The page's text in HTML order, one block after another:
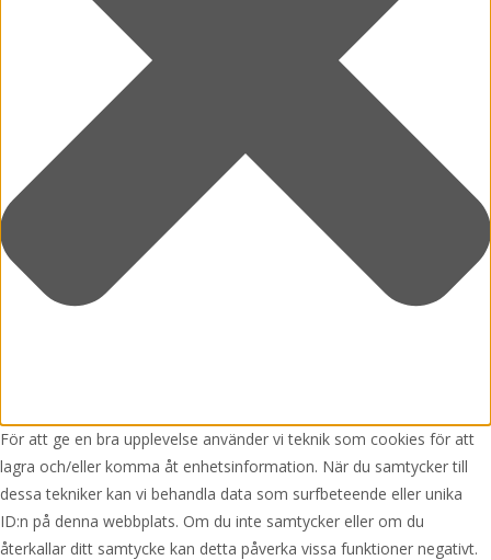
För att ge en bra upplevelse använder vi teknik som cookies för att
lagra och/eller komma åt enhetsinformation. När du samtycker till
dessa tekniker kan vi behandla data som surfbeteende eller unika
ID:n på denna webbplats. Om du inte samtycker eller om du
återkallar ditt samtycke kan detta påverka vissa funktioner negativt.